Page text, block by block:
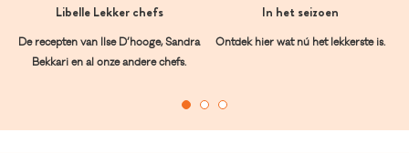
Libelle Lekker chefs
De recepten van Ilse D’hooge, Sandra
Bekkari en al onze andere chefs.
In het seizoen
Ontdek hier wat nú het lekkerste is.